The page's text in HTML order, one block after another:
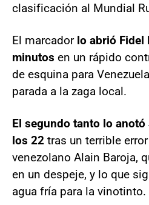
clasificación al Mundial
El marcador lo abrió Fidel
minutos en un rápido
de esquina para
parada a la zaga local.
El segundo tanto lo
los 22 tras un terrible
venezolano Alain Baroja,
en un despeje, y lo que
agua fría para la vinotinto.